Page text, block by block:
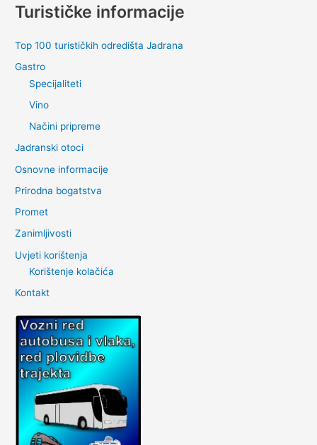
Turističke informacije
Top 100 turističkih odredišta Jadrana
Gastro
Specijaliteti
Vino
Načini pripreme
Jadranski otoci
Osnovne informacije
Prirodna bogatstva
Promet
Zanimljivosti
Uvjeti korištenja
Korištenje kolačića
Kontakt